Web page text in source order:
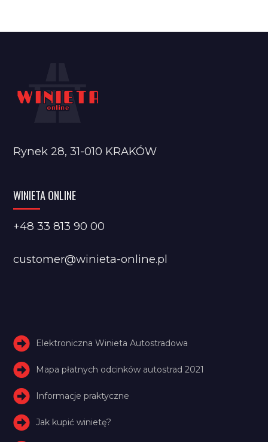
Rynek 28, 31-010 KRAKÓW
WINIETA ONLINE
+48 33 813 90 00
customer@winieta-online.pl
Elektroniczna Winieta Autostradowa
Mapa płatnych odcinków autostrad 2021
Informacje praktyczne
Jak kupić winietę?